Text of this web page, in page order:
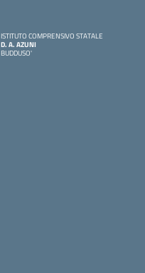
ISTITUTO COMPRENSIVO STATALE
D. A. AZUNI
BUDDUSO'